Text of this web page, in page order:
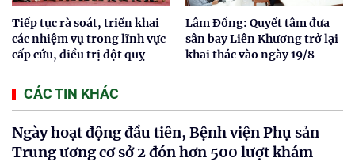
Tiếp tục rà soát, triển khai
các nhiệm vụ trong lĩnh vực
cấp cứu, điều trị đột quỵ
Lâm Đồng: Quyết tâm đưa
sân bay Liên Khương trở lại
khai thác vào ngày 19/8
CÁC TIN KHÁC
Ngày hoạt động đầu tiên, Bệnh viện Phụ sản
Trung ương cơ sở 2 đón hơn 500 lượt khám